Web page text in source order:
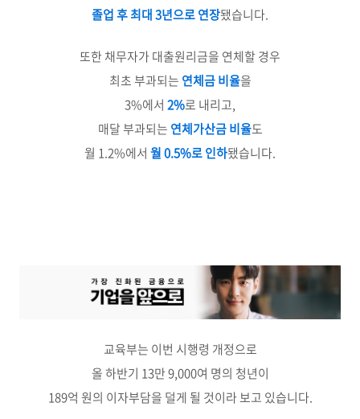
졸업 후 최대 3년으로 연장됐습니다.
또한 채무자가 대출원리금을 연체할 경우
최초 부과되는 연체금 비율을
3%에서 2%로 내리고,
매달 부과되는 연체가산금 비율도
월 1.2%에서 월 0.5%로 인하됐습니다.
교육부는 이번 시행령 개정으로
올 하반기 13만 9,000여 명의 청년이
189억 원의 이자부담을 덜게 될 것이라 보고 있습니다.